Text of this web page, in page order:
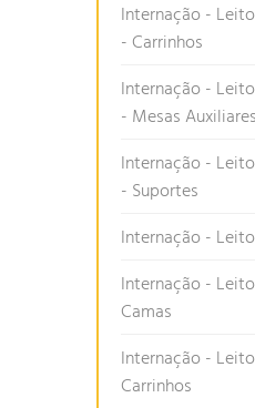
Internação -
- Carrinhos
Internação -
- Mesas Auxiliares
Internação -
- Suportes
Internação -
Internação -
Camas
Internação -
Carrinhos